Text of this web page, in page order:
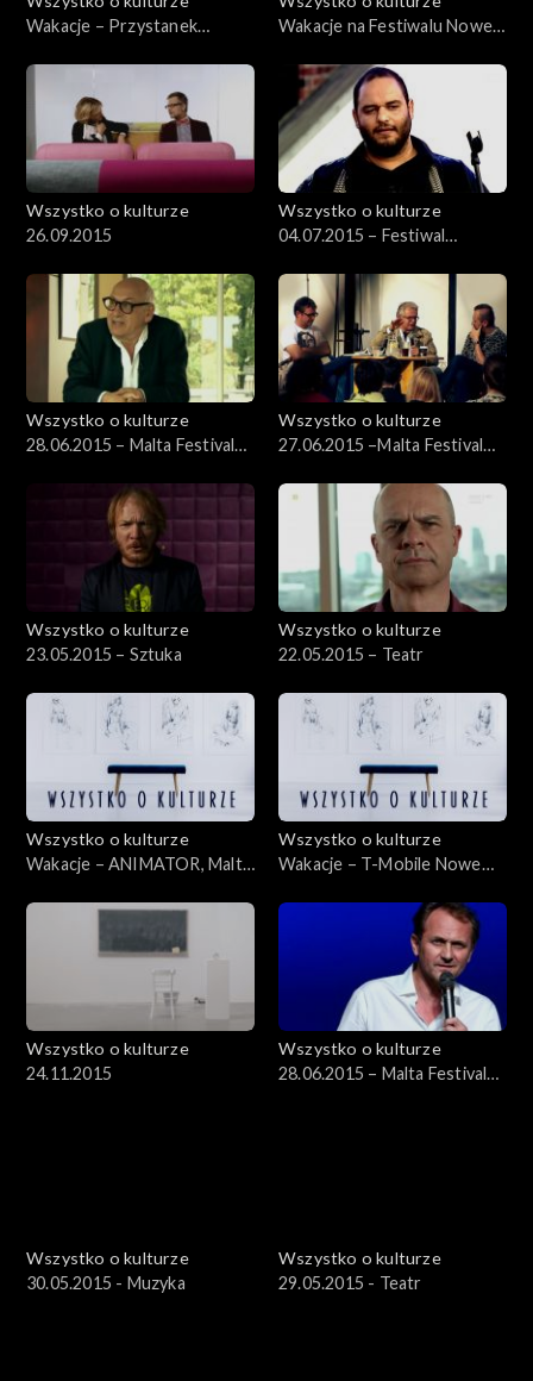
Wakacje – Przystanek
Wakacje na Festiwalu Nowe
Wszystko o kulturze
26.09.2015
Wszystko o kulturze
04.07.2015 – Festiwal
Wszystko o kulturze
28.06.2015 – Malta Festival
Wszystko o kulturze
27.06.2015 –Malta Festival
Wszystko o kulturze
23.05.2015 – Sztuka
Wszystko o kulturze
22.05.2015 – Teatr
Wszystko o kulturze
Wakacje – ANIMATOR, Malta
Wszystko o kulturze
Wakacje – T-Mobile Nowe
Wszystko o kulturze
24.11.2015
Wszystko o kulturze
28.06.2015 – Malta Festival
Wszystko o kulturze
30.05.2015 - Muzyka
Wszystko o kulturze
29.05.2015 - Teatr